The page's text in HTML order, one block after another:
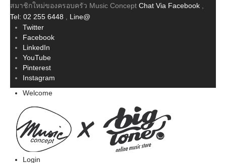
สมาชิกใหม่ของครอบครัว Music Concept Chat Via Facebook
Tel: 02 255 6448
Line@
Twitter
Facebook
LinkedIn
YouTube
Pinterest
Instagram
Welcome
Login